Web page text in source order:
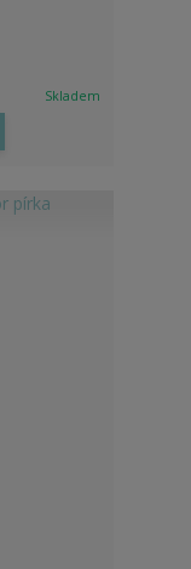
Skladem